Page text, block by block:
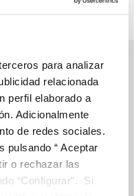
para analizar
relacionada
perfil elaborado a
Adicionalmente
de redes sociales.
pulsando “ Aceptar
o rechazar las
“Configurar”. Si